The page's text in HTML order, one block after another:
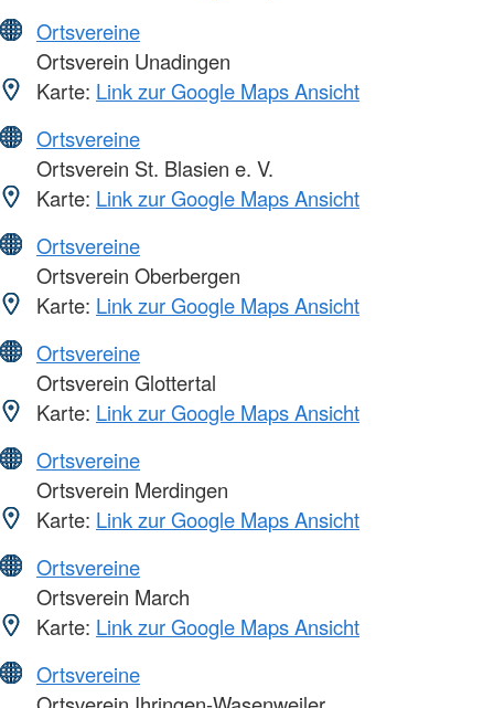
Ortsvereine
Ortsverein Unadingen
Karte: Link zur Google Maps Ansicht
Ortsvereine
Ortsverein St. Blasien e. V.
Karte: Link zur Google Maps Ansicht
Ortsvereine
Ortsverein Oberbergen
Karte: Link zur Google Maps Ansicht
Ortsvereine
Ortsverein Glottertal
Karte: Link zur Google Maps Ansicht
Ortsvereine
Ortsverein Merdingen
Karte: Link zur Google Maps Ansicht
Ortsvereine
Ortsverein March
Karte: Link zur Google Maps Ansicht
Ortsvereine